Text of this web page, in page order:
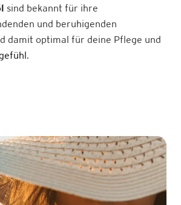
sind bekannt für ihre
und beruhigenden
damit optimal für deine Pflege und
.